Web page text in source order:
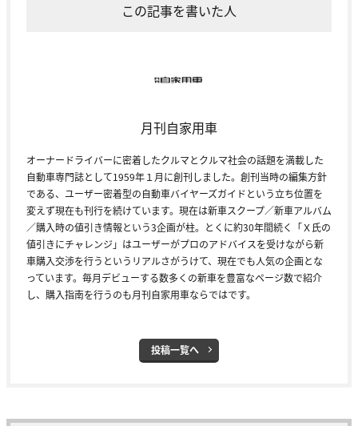
この記事を書いた人
月刊自家用車
オーナードライバーに密着したクルマとクルマ社会の話題を満載した
自動車専門誌として1959年１月に創刊しました。創刊当時の編集方針
である、ユーザー密着型の自動車バイヤーズガイドという立ち位置を
変えず現在も刊行を続けています。現在は新車スクープ／新車アルバム
／購入時の値引き情報という3企画が柱。とくに約30年間続く「Ｘ氏の
値引きにチャレンジ」はユーザーがプロのアドバイスを受けながら新
車購入交渉を行うというリアルさがうけて、現在でも人気の企画とな
っています。毎月デビューする数多くの新車を豊富なページ数で紹介
し、購入指南を行うのも月刊自家用車ならではです。
投稿一覧へ